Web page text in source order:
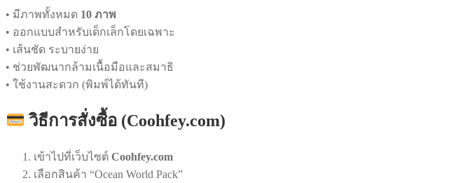
• มีภาพทั้งหมด 10 ภาพ
• ออกแบบสำหรับเด็กเล็กโดยเฉพาะ
• เส้นชัด ระบายง่าย
• ช่วยพัฒนากล้ามเนื้อมือและสมาธิ
• ใช้งานสะดวก (พิมพ์ได้ทันที)
วิธีการสั่งซื้อ (Coohfey.com)
เข้าไปที่เว็บไซต์ Coohfey.com
เลือกสินค้า “Ocean World Pack”